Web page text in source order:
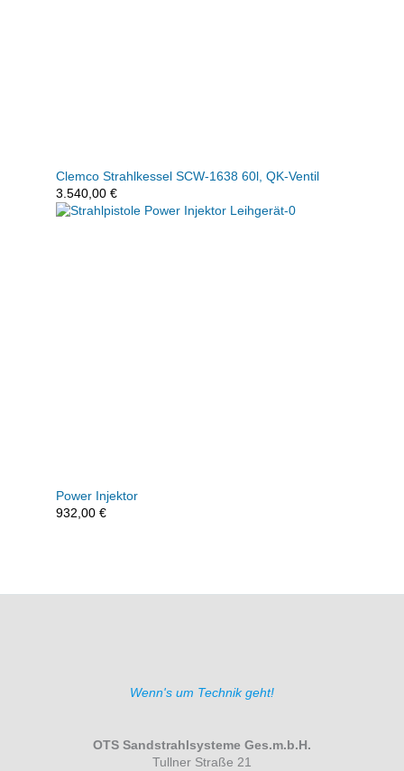
Clemco Strahlkessel SCW-1638 60l, QK-Ventil
3.540,00 €
Power Injektor
932,00 €
Wenn's um Technik geht!
OTS Sandstrahlsysteme Ges.m.b.H.
Tullner Straße 21